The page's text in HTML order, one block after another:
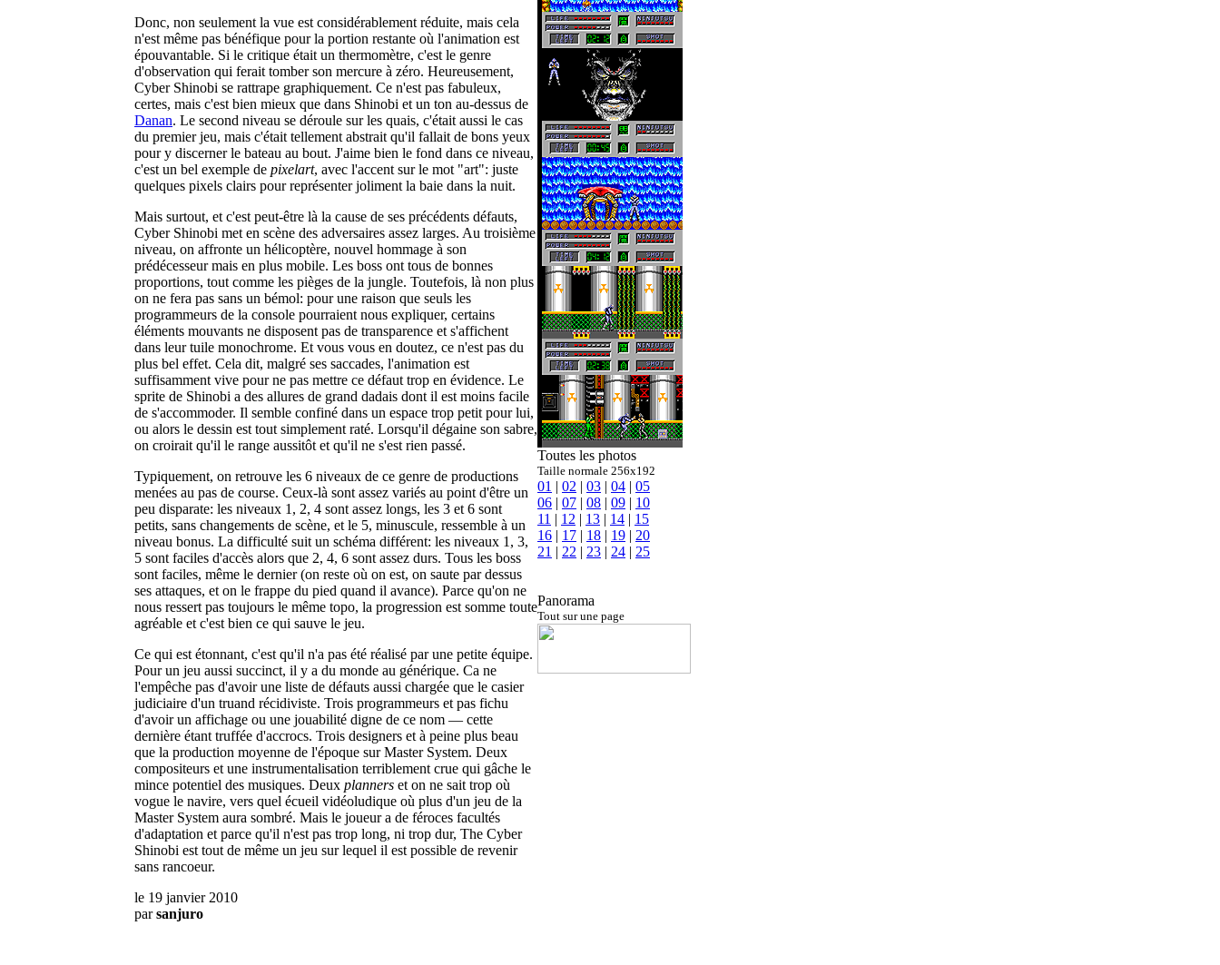
Donc, non seulement la vue est considérablement réduite, mais cela
n'est même pas bénéfique pour la portion restante où l'animation est
épouvantable. Si le critique était un thermomètre, c'est le genre
d'observation qui ferait tomber son mercure à zéro. Heureusement,
Cyber Shinobi se rattrape graphiquement. Ce n'est pas fabuleux,
certes, mais c'est bien mieux que dans Shinobi et un ton au-dessus de
Danan. Le second niveau se déroule sur les quais, c'était aussi le cas
du premier jeu, mais c'était tellement abstrait qu'il fallait de bons yeux
pour y discerner le bateau au bout. J'aime bien le fond dans ce niveau,
c'est un bel exemple de pixelart, avec l'accent sur le mot "art": juste
quelques pixels clairs pour représenter joliment la baie dans la nuit.
Mais surtout, et c'est peut-être là la cause de ses précédents défauts,
Cyber Shinobi met en scène des adversaires assez larges. Au troisième
niveau, on affronte un hélicoptère, nouvel hommage à son
prédécesseur mais en plus mobile. Les boss ont tous de bonnes
proportions, tout comme les pièges de la jungle. Toutefois, là non plus
on ne fera pas sans un bémol: pour une raison que seuls les
programmeurs de la console pourraient nous expliquer, certains
éléments mouvants ne disposent pas de transparence et s'affichent
dans leur tuile monochrome. Et vous vous en doutez, ce n'est pas du
plus bel effet. Cela dit, malgré ses saccades, l'animation est
suffisamment vive pour ne pas mettre ce défaut trop en évidence. Le
sprite de Shinobi a des allures de grand dadais dont il est moins facile
de s'accommoder. Il semble confiné dans un espace trop petit pour lui,
ou alors le dessin est tout simplement raté. Lorsqu'il dégaine son sabre,
on croirait qu'il le range aussitôt et qu'il ne s'est rien passé.
Typiquement, on retrouve les 6 niveaux de ce genre de productions
menées au pas de course. Ceux-là sont assez variés au point d'être un
peu disparate: les niveaux 1, 2, 4 sont assez longs, les 3 et 6 sont
petits, sans changements de scène, et le 5, minuscule, ressemble à un
niveau bonus. La difficulté suit un schéma différent: les niveaux 1, 3,
5 sont faciles d'accès alors que 2, 4, 6 sont assez durs. Tous les boss
sont faciles, même le dernier (on reste où on est, on saute par dessus
ses attaques, et on le frappe du pied quand il avance). Parce qu'on ne
nous ressert pas toujours le même topo, la progression est somme toute
agréable et c'est bien ce qui sauve le jeu.
Ce qui est étonnant, c'est qu'il n'a pas été réalisé par une petite équipe.
Pour un jeu aussi succinct, il y a du monde au générique. Ca ne
l'empêche pas d'avoir une liste de défauts aussi chargée que le casier
judiciaire d'un truand récidiviste. Trois programmeurs et pas fichu
d'avoir un affichage ou une jouabilité digne de ce nom — cette
dernière étant truffée d'accrocs. Trois designers et à peine plus beau
que la production moyenne de l'époque sur Master System. Deux
compositeurs et une instrumentalisation terriblement crue qui gâche le
mince potentiel des musiques. Deux planners et on ne sait trop où
vogue le navire, vers quel écueil vidéoludique où plus d'un jeu de la
Master System aura sombré. Mais le joueur a de féroces facultés
d'adaptation et parce qu'il n'est pas trop long, ni trop dur, The Cyber
Shinobi est tout de même un jeu sur lequel il est possible de revenir
sans rancoeur.
le 19 janvier 2010
parsanjuro
Toutes les photos
Taille normale 256x192
01 | 02 | 03 | 04 | 05
06 | 07 | 08 | 09 | 10
11 | 12 | 13 | 14 | 15
16 | 17 | 18 | 19 | 20
21 | 22 | 23 | 24 | 25
Panorama
Tout sur une page